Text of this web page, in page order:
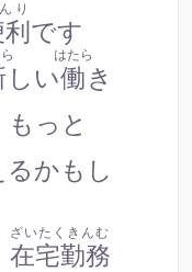
り
です
しい働
はたら
き
っと
るかもし
在宅勤務
ざいたくきんむ